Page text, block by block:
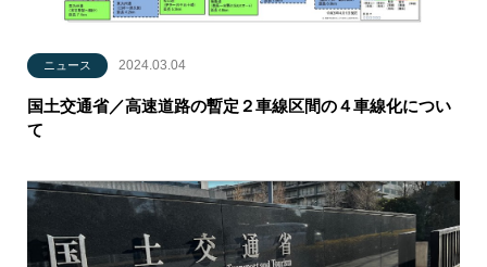
ニュース 2024.03.04
国土交通省／高速道路の暫定２車線区間の４車線化につい
て